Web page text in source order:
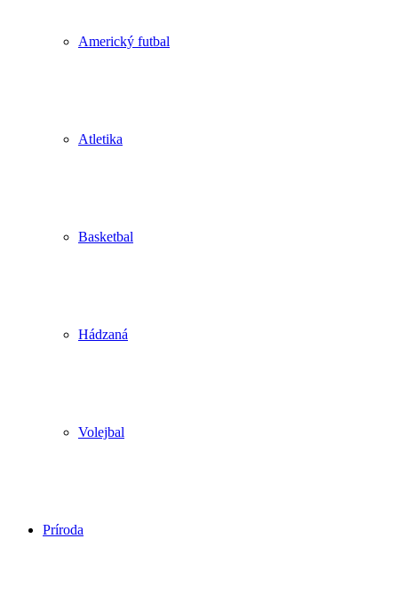
Americký futbal
Atletika
Basketbal
Hádzaná
Volejbal
Príroda